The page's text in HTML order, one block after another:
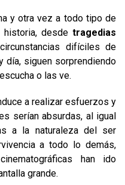
y otra vez a todo tipo de
desde tragedias
difíciles de
día, siguen sorprendiendo
o las ve.
a realizar esfuerzos y
serían absurdas, al igual
a la naturaleza del ser
a todo lo demás,
han ido
grande.